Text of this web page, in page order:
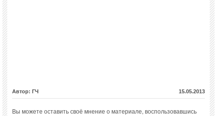
Автор: ГЧ 15.05.2013
Вы можете оставить своё мнение о материале, воспользовавшись